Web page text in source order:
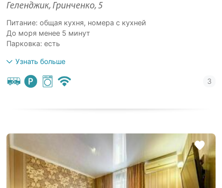
Геленджик, Гринченко, 5
Питание: общая кухня, номера с кухней
До моря менее 5 минут
Парковка: есть
Узнать больше